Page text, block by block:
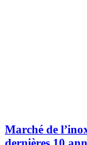
Marché de